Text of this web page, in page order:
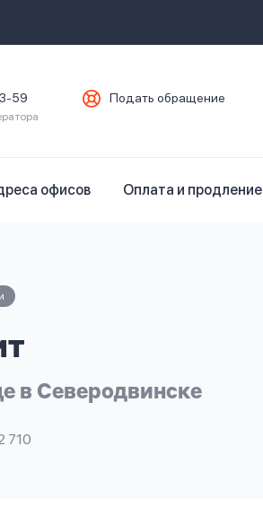
59 Подать обращение
офисов Оплата и продление
в Северодвинске
710